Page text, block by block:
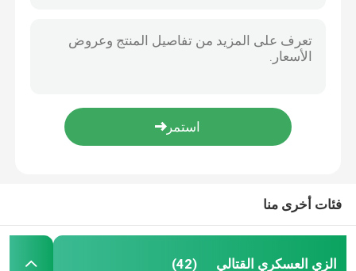
فئات أخرى منا
الزي العسكري القتالي (42)